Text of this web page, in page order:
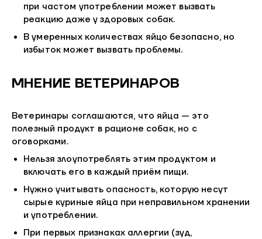
при частом употреблении может вызвать
реакцию даже у здоровых собак.
В умеренных количествах яйцо безопасно, но
избыток может вызвать проблемы.
МНЕНИЕ ВЕТЕРИНАРОВ
Ветеринары соглашаются, что яйца — это
полезный продукт в рационе собак, но с
оговорками.
Нельзя злоупотреблять этим продуктом и
включать его в каждый приём пищи.
Нужно учитывать опасность, которую несут
сырые куриные яйца при неправильном хранении
и употреблении.
При первых признаках аллергии (зуд,